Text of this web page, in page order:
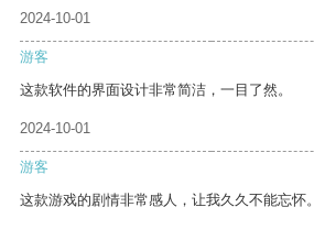
2024-10-01
游客
这款软件的界面设计非常简洁，一目了然。
2024-10-01
游客
这款游戏的剧情非常感人，让我久久不能忘怀。